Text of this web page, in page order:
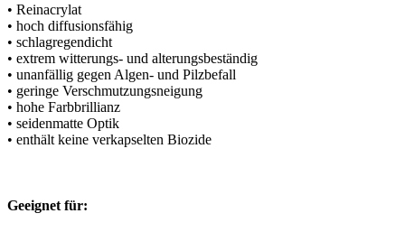
• Reinacrylat
• hoch diffusionsfähig
• schlagregendicht
• extrem witterungs- und alterungsbeständig
• unanfällig gegen Algen- und Pilzbefall
• geringe Verschmutzungsneigung
• hohe Farbbrillianz
• seidenmatte Optik
• enthält keine verkapselten Biozide
Geeignet für: